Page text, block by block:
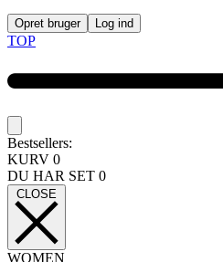
Opret bruger Log ind
TOP
Bestsellers:
KURV 0
DU HAR SET 0
CLOSE
WOMEN